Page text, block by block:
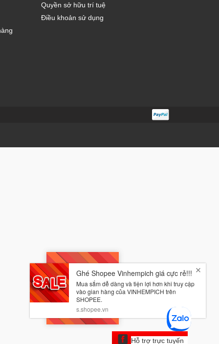
Quyền sở hữu trí tuệ
Điều khoản sử dụng
Hỗ trợ trực tuyến